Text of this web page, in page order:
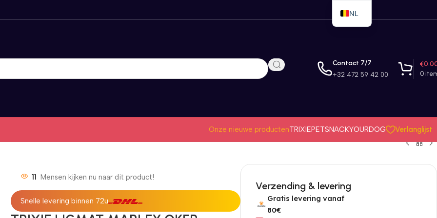
Contact 7/7
+32 472 59 42 00 0
€
Onze nieuwe productenTRIXIEPETSNACKYOURDOG
Verlanglijst
11 Mensen kijken nu naar dit product!
Snelle levering binnen 72u
Verzending & levering
Gratis levering vanaf
80€
NL
EN